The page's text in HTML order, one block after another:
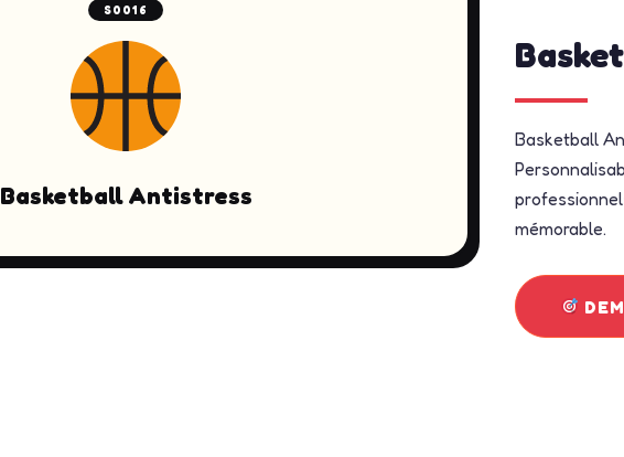
S0016
Basketball Antistress
Basketball
mémorable.